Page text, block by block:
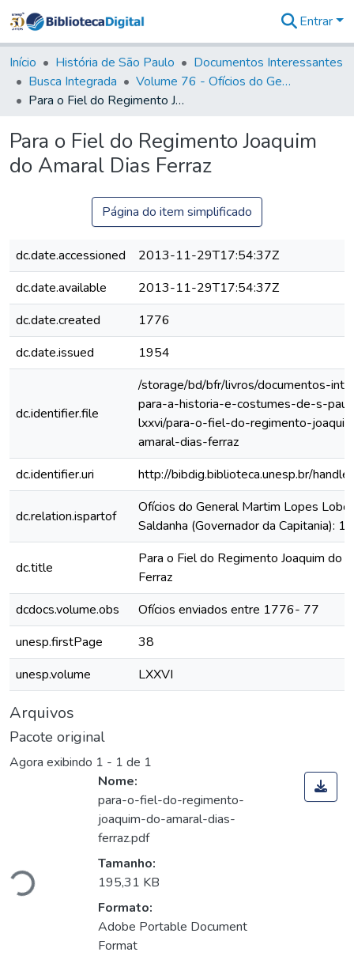
&
Coleções
Tudo na
Biblioteca
Estatísticas
Entrar
Início História de São Paulo
Documentos Interessantes
Busca Integrada
Volume 76 - Ofícios do General Martim Lopes Lobo de Saldanha (Governador da Capitania): 1776- 1777
Para o Fiel do Regimento Joaquim do Amaral Dias Ferraz
Para o Fiel do Regimento Joaquim
do Amaral Dias Ferraz
Página do item simplificado
dc.date.accessioned
2013-11-29T17:54:37Z
dc.date.available
2013-11-29T17:54:37Z
dc.date.created
1776
dc.date.issued
1954
dc.identifier.file
/storage/bd/bfr/livros/documentos-
para-a-historia-e-costumes-de-s-
lxxvi/para-o-fiel-do-regimento-
amaral-dias-ferraz
dc.identifier.uri
http://bibdig.biblioteca.unesp.br/
dc.relation.ispartof
Ofícios do General Martim Lopes Lobo
Saldanha (Governador da Capitania):
dc.title
Para o Fiel do Regimento Joaquim do
Ferraz
dcdocs.volume.obs
Ofícios enviados entre 1776- 77
unesp.firstPage
38
unesp.volume
LXXVI
Arquivos
Pacote original
Agora exibindo 1 - 1 de 1
Nome:
para-o-fiel-do-regimento-
joaquim-do-amaral-dias-
ferraz.pdf
Tamanho:
195,31 KB
Formato:
Adobe Portable Document
Format